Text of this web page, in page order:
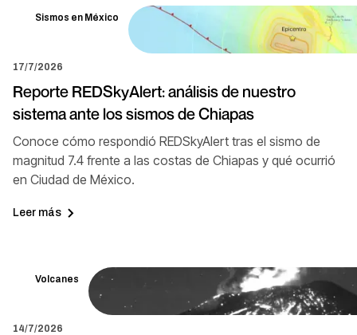
Sismos en México
17/7/2026
Reporte REDSkyAlert: análisis de nuestro
sistema ante los sismos de Chiapas
Conoce cómo respondió REDSkyAlert tras el sismo de
magnitud 7.4 frente a las costas de Chiapas y qué ocurrió
en Ciudad de México.
Leer más
Volcanes
14/7/2026